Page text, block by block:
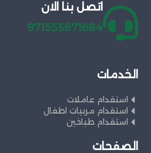
اتصل بنا الان
971555671684
الخدمات
استقدام عاملات
استقدام مربيات اطفال
استقدام طباخين
الصفحات